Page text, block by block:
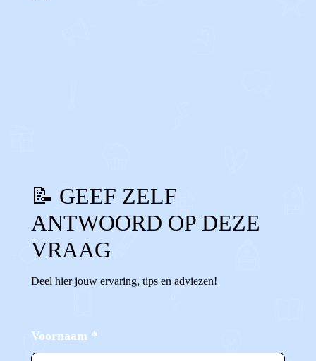
📝 GEEF ZELF
ANTWOORD OP DEZE
VRAAG
Deel hier jouw ervaring, tips en adviezen!
Voornaam *